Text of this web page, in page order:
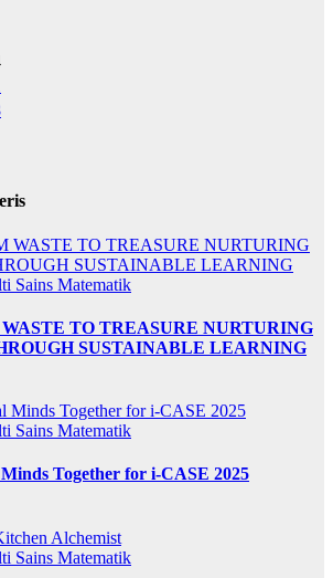
Sains Matematik
TO TREASURE NURTURING
SUSTAINABLE LEARNING
Sains Matematik
Together for i-CASE 2025
Sains Matematik